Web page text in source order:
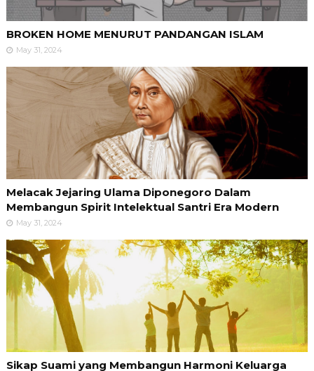
BROKEN HOME MENURUT PANDANGAN ISLAM
May 31, 2024
Melacak Jejaring Ulama Diponegoro Dalam
Membangun Spirit Intelektual Santri Era Modern
May 31, 2024
Sikap Suami yang Membangun Harmoni Keluarga